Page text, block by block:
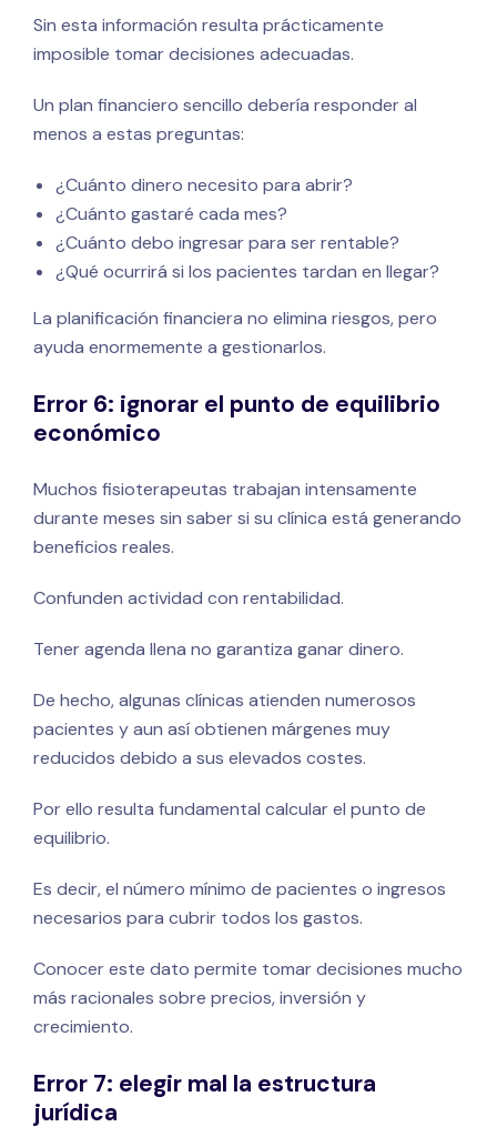
Sin esta información resulta prácticamente
imposible tomar decisiones adecuadas.
Un plan financiero sencillo debería responder al
menos a estas preguntas:
¿Cuánto dinero necesito para abrir?
¿Cuánto gastaré cada mes?
¿Cuánto debo ingresar para ser rentable?
¿Qué ocurrirá si los pacientes tardan en llegar?
La planificación financiera no elimina riesgos, pero
ayuda enormemente a gestionarlos.
Error 6: ignorar el punto de equilibrio
económico
Muchos fisioterapeutas trabajan intensamente
durante meses sin saber si su clínica está generando
beneficios reales.
Confunden actividad con rentabilidad.
Tener agenda llena no garantiza ganar dinero.
De hecho, algunas clínicas atienden numerosos
pacientes y aun así obtienen márgenes muy
reducidos debido a sus elevados costes.
Por ello resulta fundamental calcular el punto de
equilibrio.
Es decir, el número mínimo de pacientes o ingresos
necesarios para cubrir todos los gastos.
Conocer este dato permite tomar decisiones mucho
más racionales sobre precios, inversión y
crecimiento.
Error 7: elegir mal la estructura
jurídica